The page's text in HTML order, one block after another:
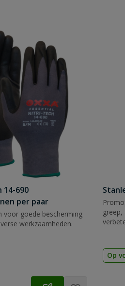
14-690
per paar
voor goede bescherming
werkzaamheden.
Op